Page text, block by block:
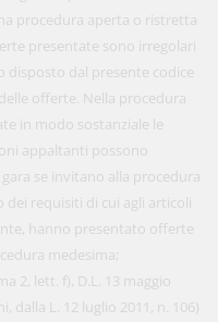
procedura aperta o ristretta
presentate sono irregolari
dal presente codice
offerte. Nella procedura
in modo sostanziale le
appaltanti possono
se invitano alla procedura
requisiti di cui agli articoli
hanno presentato offerte
medesima;
2, lett. f), D.L. 13 maggio
dalla L. 12 luglio 2011, n. 106)